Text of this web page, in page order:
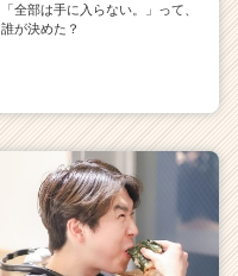
「全部は手に入らない。」って、
誰が決めた？